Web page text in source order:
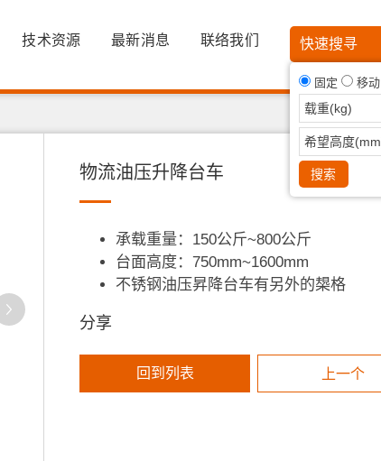
技术资源 最新消息 联络我们 快速搜寻
固定 移动
搜索
物流油压升降台车
承载重量：150公斤~800公斤
台面高度：750mm~1600mm
不锈钢油压昇降台车有另外的槼格
分享
回到列表 上一个